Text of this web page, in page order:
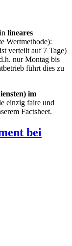
lineares
Wertmethode):
verteilt auf 7 Tage)
nur Montag bis
führt dies zu
im
einzig faire und
Factsheet.
bei